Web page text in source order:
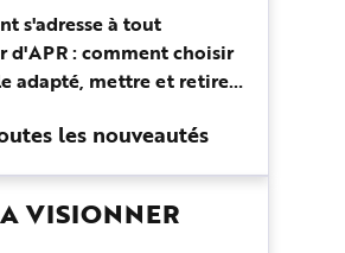
A VISIONNER
s'adresse à tout
choisir
adapté, mettre et retirer
un essai d'ajustement et
les nouveautés